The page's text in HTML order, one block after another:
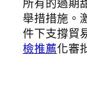
舉措措施。
件下支撐貿
檢推薦化審